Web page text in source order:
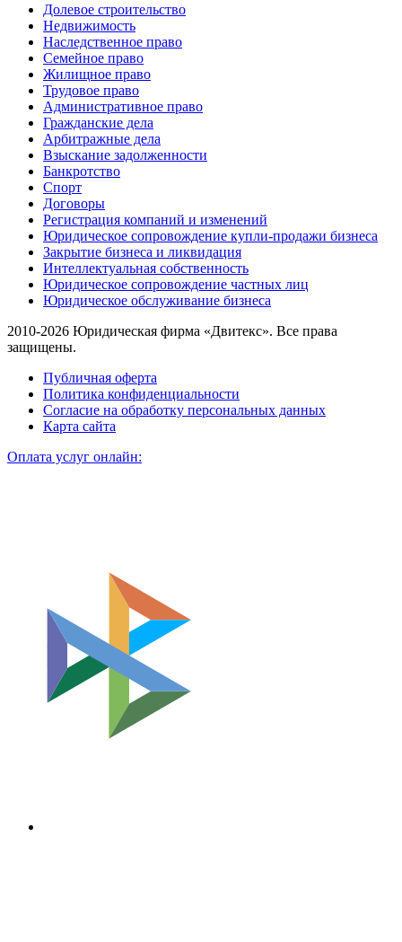
Долевое строительство
Недвижимость
Наследственное право
Семейное право
Жилищное право
Трудовое право
Административное право
Гражданские дела
Арбитражные дела
Взыскание задолженности
Банкротство
Спорт
Договоры
Регистрация компаний и изменений
Юридическое сопровождение купли-продажи бизнеса
Закрытие бизнеса и ликвидация
Интеллектуальная собственность
Юридическое сопровождение частных лиц
Юридическое обслуживание бизнеса
2010-2026 Юридическая фирма «Двитекс». Все права
защищены.
Публичная оферта
Политика конфиденциальности
Согласие на обработку персональных данных
Карта сайта
Оплата услуг онлайн: